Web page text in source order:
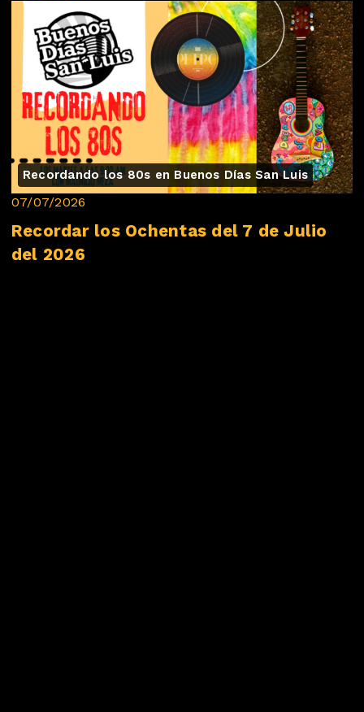
Recordando los 80s en Buenos Días San Luis
07/07/2026
Recordar los Ochentas del 7 de Julio
del 2026